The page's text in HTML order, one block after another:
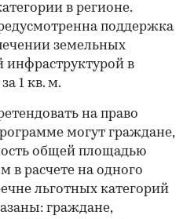
в регионе.
поддержка
земельных
инфраструктурой в
1 кв. м.
на право
могут граждане,
общей площадью
в расчете на одного
льготных категорий
граждане,